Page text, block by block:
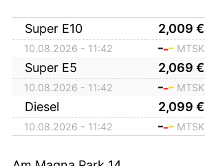
Super E10 2,009 €
10.08.2026 - 11:42 MTSK
Super E5 2,069 €
10.08.2026 - 11:42 MTSK
Diesel 2,099 €
10.08.2026 - 11:42 MTSK